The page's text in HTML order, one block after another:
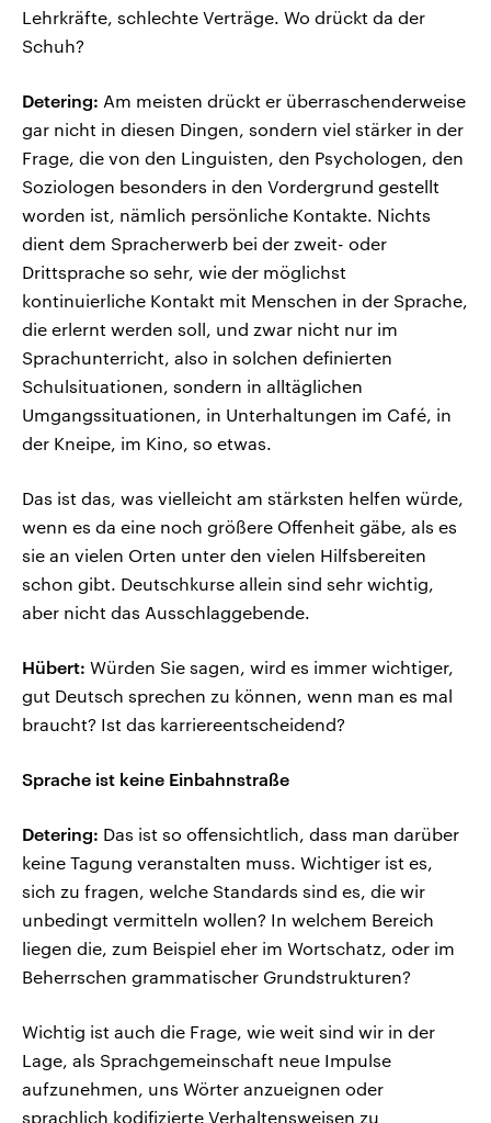
Lehrkräfte, schlechte Verträge. Wo drückt da der
Schuh?
Detering: Am meisten drückt er überraschenderweise
gar nicht in diesen Dingen, sondern viel stärker in der
Frage, die von den Linguisten, den Psychologen, den
Soziologen besonders in den Vordergrund gestellt
worden ist, nämlich persönliche Kontakte. Nichts
dient dem Spracherwerb bei der zweit- oder
Drittsprache so sehr, wie der möglichst
kontinuierliche Kontakt mit Menschen in der Sprache,
die erlernt werden soll, und zwar nicht nur im
Sprachunterricht, also in solchen definierten
Schulsituationen, sondern in alltäglichen
Umgangssituationen, in Unterhaltungen im Café, in
der Kneipe, im Kino, so etwas.
Das ist das, was vielleicht am stärksten helfen würde,
wenn es da eine noch größere Offenheit gäbe, als es
sie an vielen Orten unter den vielen Hilfsbereiten
schon gibt. Deutschkurse allein sind sehr wichtig,
aber nicht das Ausschlaggebende.
Hübert: Würden Sie sagen, wird es immer wichtiger,
gut Deutsch sprechen zu können, wenn man es mal
braucht? Ist das karriereentscheidend?
Sprache ist keine Einbahnstraße
Detering: Das ist so offensichtlich, dass man darüber
keine Tagung veranstalten muss. Wichtiger ist es,
sich zu fragen, welche Standards sind es, die wir
unbedingt vermitteln wollen? In welchem Bereich
liegen die, zum Beispiel eher im Wortschatz, oder im
Beherrschen grammatischer Grundstrukturen?
Wichtig ist auch die Frage, wie weit sind wir in der
Lage, als Sprachgemeinschaft neue Impulse
aufzunehmen, uns Wörter anzueignen oder
sprachlich kodifizierte Verhaltensweisen zu